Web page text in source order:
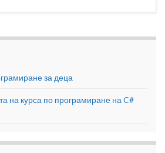
за деца
на курса по програмиране на C#